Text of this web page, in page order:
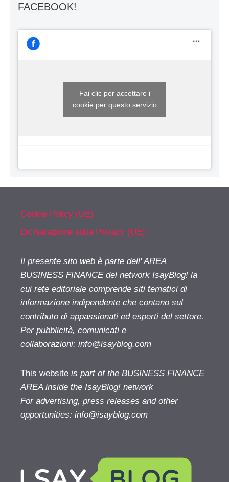
FACEBOOK!
Fai clic per accettare i
cookie per questo servizio
Cookie Policy (UE)
Dichiarazione sulla Privacy (UE)
Il presente sito web è parte dell' AREA
BUSINESS FINANCE del network IsayBlog! la
cui rete editoriale comprende siti tematici di
informazione indipendente che contano sul
contributo di appassionati ed esperti del settore.
Per pubblicità, comunicati e
collaborazioni: info@isayblog.com
This website is part of the BUSINESS FINANCE
AREA inside the IsayBlog! network
For advertising, press releases and other
opportunities: info@isayblog.com